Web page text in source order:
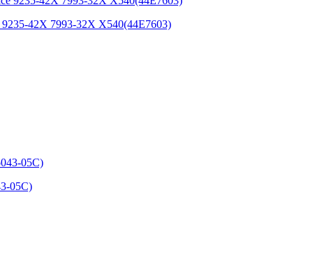
42X 7993-32X X540(44E7603)
05C)